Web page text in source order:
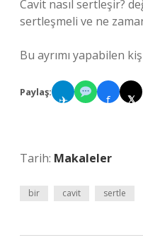
Cavit nasıl sertleşir?
sertleşmeli ve ne
Bu ayrımı yapabilen
Paylaş:
✈ f 𝕏
Tarih: Makaleler
bir cavit sertle